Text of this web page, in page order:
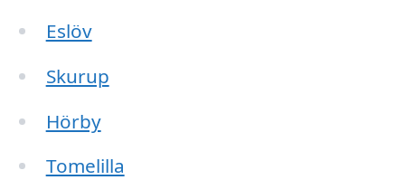
Eslöv
Skurup
Hörby
Tomelilla